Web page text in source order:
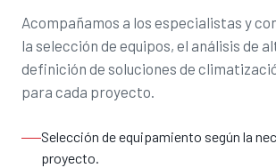
Acompañamos a los especialistas y
la selección de equipos, el análisis de
definición de soluciones de
para cada proyecto.
Selección de equipamiento según la
proyecto.